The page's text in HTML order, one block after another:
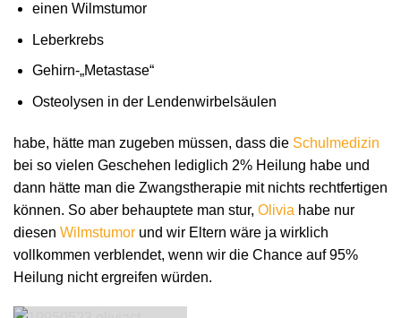
einen Wilmstumor
Leberkrebs
Gehirn-„Metastase“
Osteolysen in der Lendenwirbelsäulen
habe, hätte man zugeben müssen, dass die Schulmedizin
bei so vielen Geschehen lediglich 2% Heilung habe und
dann hätte man die Zwangstherapie mit nichts rechtfertigen
können. So aber behauptete man stur, Olivia habe nur
diesen Wilmstumor und wir Eltern wäre ja wirklich
vollkommen verblendet, wenn wir die Chance auf 95%
Heilung nicht ergreifen würden.